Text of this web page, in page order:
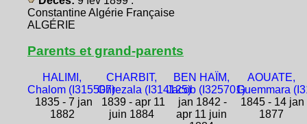
Constantine Algérie Française
ALGÉRIE
Parents et grand-parents
HALIMI,
Chalom (I315507)
1835 - 7 jan
1882
CHARBIT,
Ghrezala (I314125)
1839 - apr 11
juin 1884
BEN HAÏM,
Jacob (I325701)
jan 1842 -
apr 11 juin
AOUATE,
Guemmara
1845 - 14 jan
1877